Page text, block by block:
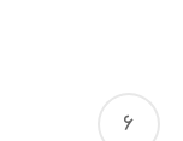
6